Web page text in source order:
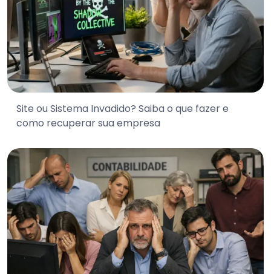
Site ou Sistema Invadido? Saiba o que fazer e
como recuperar sua empresa